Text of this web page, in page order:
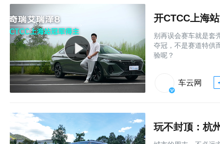
别再误会赛车就是套
夺冠，不是赛道特供
验呢？
车云网
玩不封顶：杭